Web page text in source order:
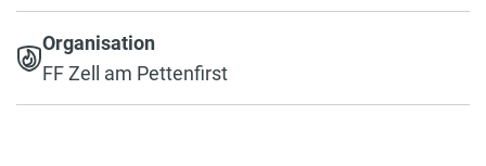
Organisation
FF Zell am Pettenfirst